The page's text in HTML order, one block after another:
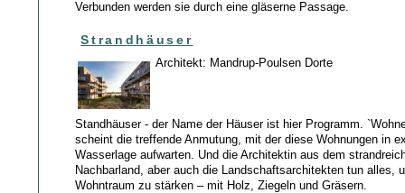
Verbunden werden sie durch eine gläserne Passage.
Strandhäuser
Architekt: Mandrup-Poulsen Dorte
Standhäuser - der Name der Häuser ist hier Programm.
scheint die treffende Anmutung, mit der diese Wohnungen in
Wasserlage aufwarten. Und die Architektin aus dem
Nachbarland, aber auch die Landschaftsarchitekten tun alles,
Wohntraum zu stärken – mit Holz, Ziegeln und Gräsern.